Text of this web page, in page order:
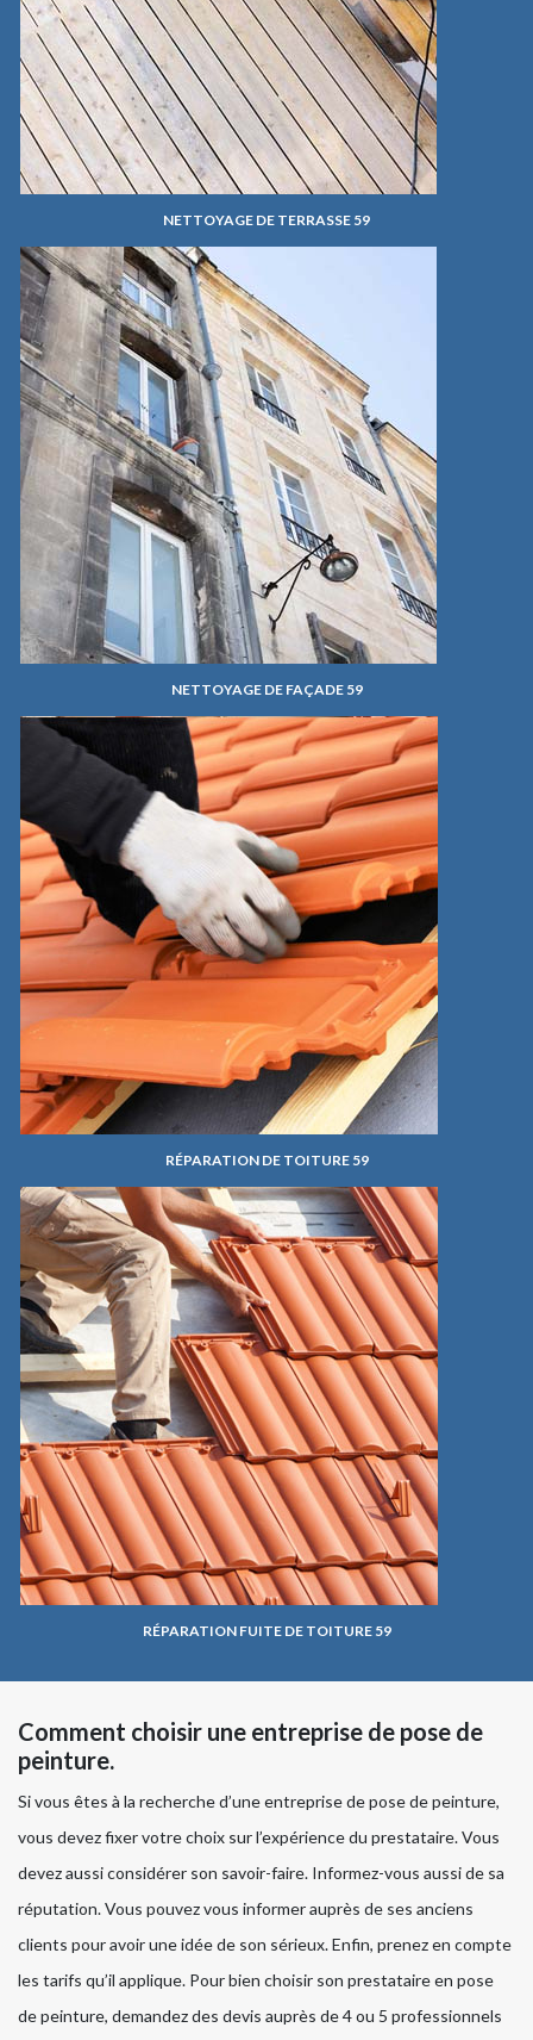
NETTOYAGE DE TERRASSE 59
NETTOYAGE DE FAÇADE 59
RÉPARATION DE TOITURE 59
RÉPARATION FUITE DE TOITURE 59
Comment choisir une entreprise de pose de
peinture.
Si vous êtes à la recherche d’une entreprise de pose de peinture,
vous devez fixer votre choix sur l’expérience du prestataire. Vous
devez aussi considérer son savoir-faire. Informez-vous aussi de sa
réputation. Vous pouvez vous informer auprès de ses anciens
clients pour avoir une idée de son sérieux. Enfin, prenez en compte
les tarifs qu’il applique. Pour bien choisir son prestataire en pose
de peinture, demandez des devis auprès de 4 ou 5 professionnels